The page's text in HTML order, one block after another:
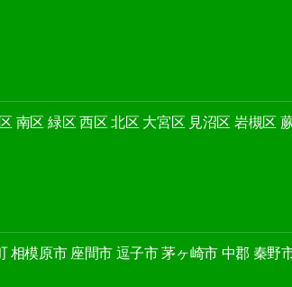
南区 緑区 西区 北区 大宮区 見沼区 岩槻区
相模原市 座間市 逗子市 茅ヶ崎市 中郡 秦野